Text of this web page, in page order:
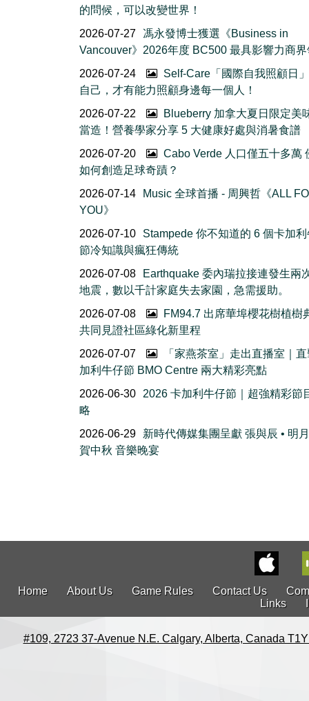
的問候，可以改變世界！
2026-07-27
馮永發博士獲選《Business in
Vancouver》2026年度 BC500 最具影響力商
2026-07-24
Self-Care「國際自我照顧日
自己，才有能力照顧身邊每一個人！
2026-07-22
Blueberry 加拿大夏日限定美
當造！營養學家分享 5 大健康好處與消暑食譜
2026-07-20
Cabo Verde 人口僅五十多萬
如何創造足球奇蹟？
2026-07-14
Music 全球首播 - 周興哲《ALL
YOU》
2026-07-10
Stampede 你不知道的 6 個卡加
節冷知識與瘋狂傳統
2026-07-08
Earthquake 委內瑞拉接連發生兩
地震，數以千計家庭失去家園，急需援助。
2026-07-08
FM94.7 出席華埠櫻花樹植
共同見證社區綠化新里程
2026-07-07
「家燕茶室」走出直播室｜
加利牛仔節 BMO Centre 兩大精彩亮點
2026-06-30
2026 卡加利牛仔節｜超強精彩節
略
2026-06-29
新時代傳媒集團呈獻 張與辰 • 明
賀中秋 音樂晚宴
Home About Us Game Rules Contact Us
Links
#109, 2723 37-Avenue N.E. Calgary, Alberta, Canada